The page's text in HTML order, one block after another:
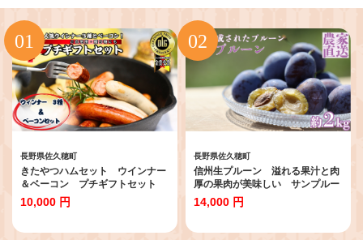
長野県佐久穂町
きたやつハムセット ウインナー
＆ベーコン プチギフトセット
［KH-104］
10,000 円
長野県佐久穂町
信州生プルーン 溢れる果汁と肉
厚の果肉が美味しい サンプルー
ン２kg箱【限定100箱】【期間限
定】〔RS-105〕
14,000 円